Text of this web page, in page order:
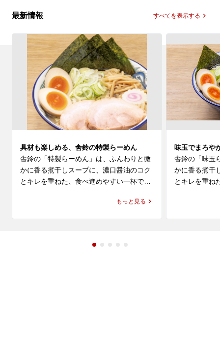
最新情報 すべてを表示する
具材も楽しめる、舎鈴の特製らーめん
舎鈴の「特製らーめん」は、ふんわりと微
かに香る煮干しスープに、濃口醤油のコク
とキレを重ねた、食べ進めやすい一杯で
の麺に、特製ならではの具材が加わり、舎
赤坂でラーメンやらーめんのランチを探し
もっと見る
味玉でまろや
舎鈴の「味玉
かに香る煮干
とキレを重ね